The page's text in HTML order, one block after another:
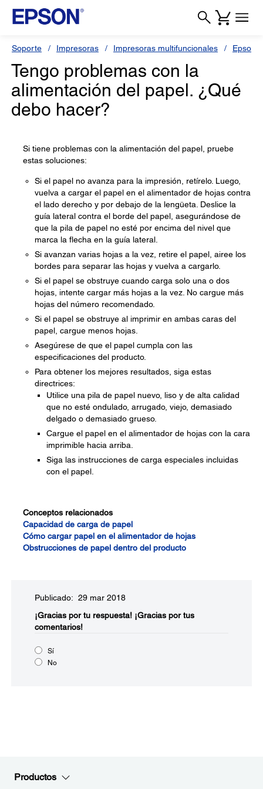
Soporte Impresoras Impresoras multifuncionales Epson L
Tengo problemas con la
alimentación del papel. ¿Qué
debo hacer?
Si tiene problemas con la alimentación del papel, pruebe
estas soluciones:
Si el papel no avanza para la impresión, retírelo. Luego,
vuelva a cargar el papel en el alimentador de hojas contra
el lado derecho y por debajo de la lengüeta. Deslice la
guía lateral contra el borde del papel, asegurándose de
que la pila de papel no esté por encima del nivel que
marca la flecha en la guía lateral.
Si avanzan varias hojas a la vez, retire el papel, airee los
bordes para separar las hojas y vuelva a cargarlo.
Si el papel se obstruye cuando carga solo una o dos
hojas, intente cargar más hojas a la vez. No cargue más
hojas del número recomendado.
Si el papel se obstruye al imprimir en ambas caras del
papel, cargue menos hojas.
Asegúrese de que el papel cumpla con las
especificaciones del producto.
Para obtener los mejores resultados, siga estas
directrices:
Utilice una pila de papel nuevo, liso y de alta calidad
que no esté ondulado, arrugado, viejo, demasiado
delgado o demasiado grueso.
Cargue el papel en el alimentador de hojas con la cara
imprimible hacia arriba.
Siga las instrucciones de carga especiales incluidas
con el papel.
Conceptos relacionados
Capacidad de carga de papel
Cómo cargar papel en el alimentador de hojas
Obstrucciones de papel dentro del producto
Publicado: 29 mar 2018
¡Gracias por tu respuesta! ¡Gracias por tus
comentarios!
Sí
No
Productos